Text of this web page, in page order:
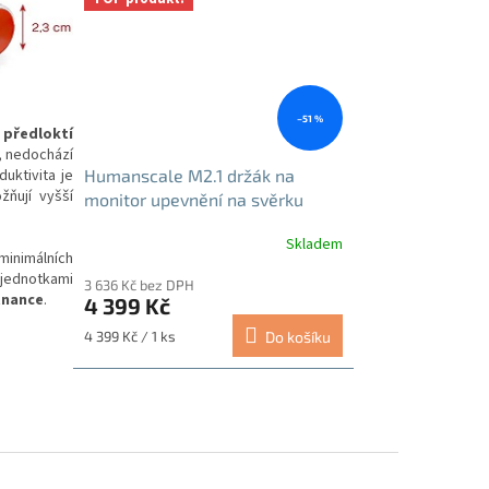
předloktí
nedochází
je
vyšší
.
–51 %
Humanscale M2.1 držák na
monitor upevnění na svěrku
Skladem
3 636 Kč bez DPH
4 399 Kč
Měrná
4 399 Kč / 1 ks Do košíku